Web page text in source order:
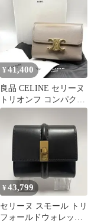
¥ 41,400
良品 CELINE セリーヌ
トリオンフ コンパクト
フラップウォレット ス
¥43,799
セリーヌ スモール トリ
フォールドウォレット